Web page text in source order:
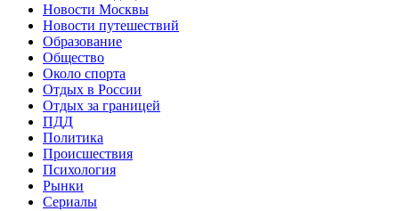
Новости Москвы
Новости путешествий
Образование
Общество
Около спорта
Отдых в России
Отдых за границей
ПДД
Политика
Происшествия
Психология
Рынки
Сериалы